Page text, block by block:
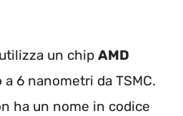
un chip AMD
6 nanometri da TSMC.
ha un nome in codice